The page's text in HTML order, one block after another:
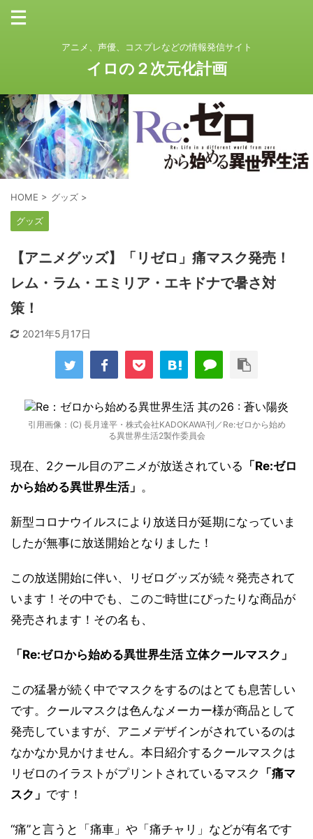
アニメ、声優、コスプレなどの情報発信サイト
イロの２次元化計画
HOME > グッズ >
グッズ
【アニメグッズ】「リゼロ」痛マスク発売！
レム・ラム・エミリア・エキドナで暑さ対
策！
2021年5月17日
引用画像：(C) 長月達平・株式会社KADOKAWA刊／Re:ゼロから始め
る異世界生活2製作委員会
現在、2クール目のアニメが放送されている 「Re:ゼロ
から始める異世界生活」 。
新型コロナウイルスにより放送日が延期になっていま
したが無事に放送開始となりました！
この放送開始に伴い、リゼログッズが続々発売されて
います！その中でも、このご時世にぴったりな商品が
発売されます！その名も、
「Re:ゼロから始める異世界生活 立体クールマスク」
この猛暑が続く中でマスクをするのはとても息苦しい
です。クールマスクは色んなメーカー様が商品として
発売していますが、アニメデザインがされているのは
なかなか見かけません。本日紹介するクールマスクは
リゼロのイラストがプリントされているマスク
「痛マ
スク」 です！
“痛”と言うと「痛車」や「痛チャリ」などが有名です